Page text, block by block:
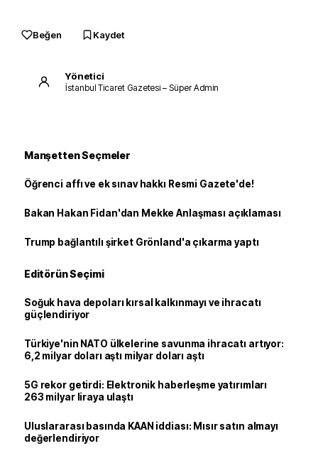
Beğen Kaydet
Yönetici
İstanbul Ticaret Gazetesi – Süper Admin
Manşetten Seçmeler
Öğrenci affı ve ek sınav hakkı Resmi Gazete'de!
Bakan Hakan Fidan'dan Mekke Anlaşması açıklaması
Trump bağlantılı şirket Grönland'a çıkarma yaptı
Editörün Seçimi
Soğuk hava depoları kırsal kalkınmayı ve ihracatı
güçlendiriyor
Türkiye'nin NATO ülkelerine savunma ihracatı artıyor:
6,2 milyar doları aştı milyar doları aştı
5G rekor getirdi: Elektronik haberleşme yatırımları
263 milyar liraya ulaştı
Uluslararası basında KAAN iddiası: Mısır satın almayı
değerlendiriyor